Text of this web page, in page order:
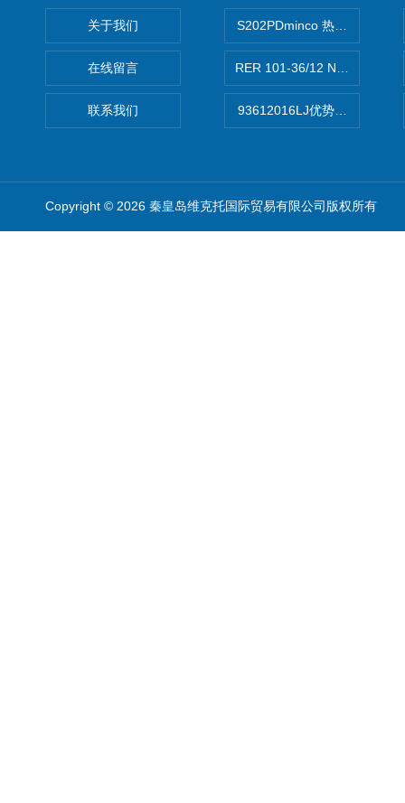
关于我们
在线留言
联系我们
S202PDminco 热电阻
RER 101-36/12 NHH离心
93612016LJ优势供应美国
Copyright © 2026 秦皇岛维克托国际贸易有限公司版权所有